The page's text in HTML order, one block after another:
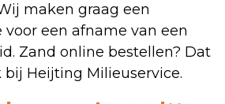
maken graag een
voor een afname van een
Zand online bestellen? Dat
Heijting Milieuservice.